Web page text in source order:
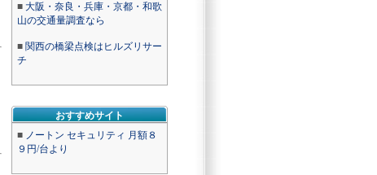
■ 大阪・奈良・兵庫・京都・和歌
山の交通量調査なら
■ 関西の橋梁点検はヒルズリサー
チ
おすすめサイト
■ ノートン セキュリティ 月額８
９円/台より